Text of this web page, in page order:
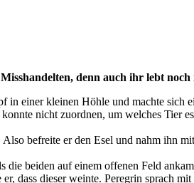
denn auch ihr lebt
in einer kleinen Höhle und machte sich
nicht zuordnen, um welches Tier
befreite er den Esel und nahm ihn
beiden auf einem offenen Feld
dass dieser weinte. Peregrin sprach